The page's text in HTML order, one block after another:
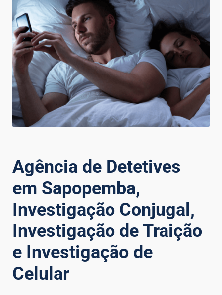
Agência de Detetives
em Sapopemba,
Investigação Conjugal,
Investigação de Traição
e Investigação de
Celular